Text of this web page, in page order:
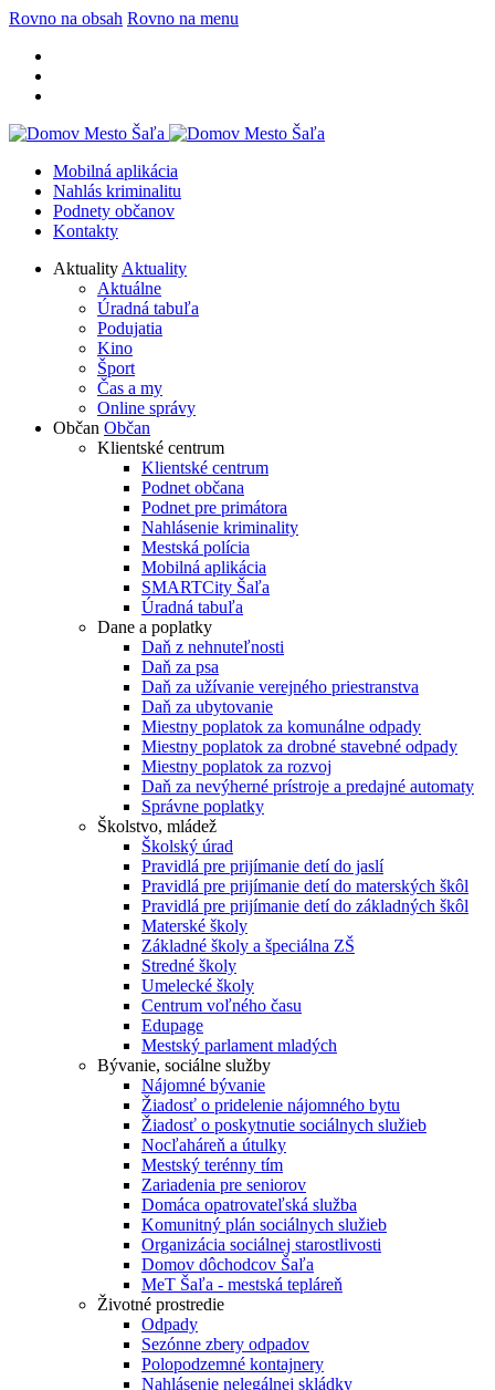
Rovno na obsah Rovno na menu
Mobilná aplikácia
Nahlás kriminalitu
Podnety občanov
Kontakty
Aktuality Aktuality
Aktuálne
Úradná tabuľa
Podujatia
Kino
Šport
Čas a my
Online správy
Občan Občan
Klientské centrum
Klientské centrum
Podnet občana
Podnet pre primátora
Nahlásenie kriminality
Mestská polícia
Mobilná aplikácia
SMARTCity Šaľa
Úradná tabuľa
Dane a poplatky
Daň z nehnuteľnosti
Daň za psa
Daň za užívanie verejného priestranstva
Daň za ubytovanie
Miestny poplatok za komunálne odpady
Miestny poplatok za drobné stavebné odpady
Miestny poplatok za rozvoj
Daň za nevýherné prístroje a predajné automaty
Správne poplatky
Školstvo, mládež
Školský úrad
Pravidlá pre prijímanie detí do jaslí
Pravidlá pre prijímanie detí do materských škôl
Pravidlá pre prijímanie detí do základných škôl
Materské školy
Základné školy a špeciálna ZŠ
Stredné školy
Umelecké školy
Centrum voľného času
Edupage
Mestský parlament mladých
Bývanie, sociálne služby
Nájomné bývanie
Žiadosť o pridelenie nájomného bytu
Žiadosť o poskytnutie sociálnych služieb
Nocľaháreň a útulky
Mestský terénny tím
Zariadenia pre seniorov
Domáca opatrovateľská služba
Komunitný plán sociálnych služieb
Organizácia sociálnej starostlivosti
Domov dôchodcov Šaľa
MeT Šaľa - mestská tepláreň
Životné prostredie
Odpady
Sezónne zbery odpadov
Polopodzemné kontajnery
Nahlásenie nelegálnej skládky